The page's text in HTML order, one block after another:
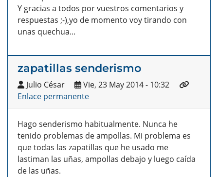
Y gracias a todos por vuestros comentarios y
respuestas ;-),yo de momento voy tirando con
unas quechua...
zapatillas senderismo
Julio César
Vie, 23 May 2014 - 10:32
Enlace permanente
Hago senderismo habitualmente. Nunca he
tenido problemas de ampollas. Mi problema es
que todas las zapatillas que he usado me
lastiman las uñas, ampollas debajo y luego caída
de las uñas.